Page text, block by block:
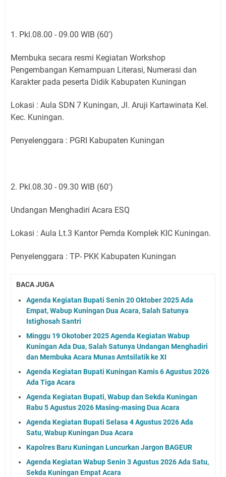
1. Pkl.08.00 - 09.00 WIB (60')
Membuka secara resmi Kegiatan Workshop
Pengembangan Kemampuan Literasi, Numerasi dan
Karakter pada peserta Didik Kabupaten Kuningan
Lokasi : Aula SDN 7 Kuningan, Jl. Aruji Kartawinata Kel.
Kec. Kuningan.
Penyelenggara : PGRI Kabupaten Kuningan
2. Pkl.08.30 - 09.30 WIB (60')
Undangan Menghadiri Acara ESQ
Lokasi : Aula Lt.3 Kantor Pemda Komplek KIC Kuningan.
Penyelenggara : TP- PKK Kabupaten Kuningan
BACA JUGA
Agenda Kegiatan Bupati Senin 20 Oktober 2025 Ada
Empat, Wabup Kuningan Dua Acara, Salah Satunya
Istighosah Santri
Minggu 19 Okotober 2025 Agenda Kegiatan Wabup
Kuningan Ada Dua, Salah Satunya Undangan Menghadiri
dan Membuka Acara Munas Amtsilatik ke XI
Agenda Kegiatan Bupati Kuningan Kamis 6 Agustus 2026
Ada Tiga Acara
Agenda Kegiatan Bupati, Wabup dan Sekda Kuningan
Rabu 5 Agustus 2026 Masing-masing Dua Acara
Agenda Kegiatan Bupati Selasa 4 Agustus 2026 Ada
Satu, Wabup Kuningan Dua Acara
Kapolres Baru Kuningan Luncurkan Jargon BAGEUR
Agenda Kegiatan Wabup Senin 3 Agustus 2026 Ada Satu,
Sekda Kuningan Empat Acara